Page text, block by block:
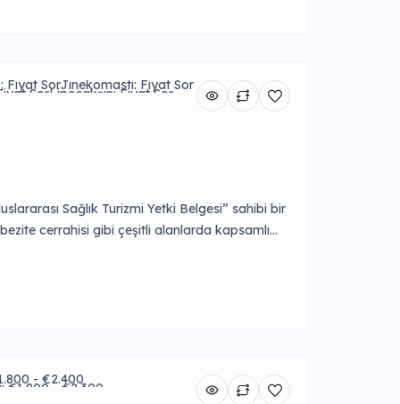
Fiyat SorJinekomasti: Fiyat Sor
SorLiposakşın: Fiyat Sor
Sağlık Turizmi Yetki Belgesi” sahibi bir
cerrahisi gibi çeşitli alanlarda kapsamlı
- €2.400
€1.900 - €2.300